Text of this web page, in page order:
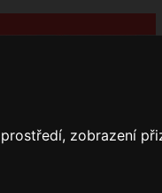
zobrazení